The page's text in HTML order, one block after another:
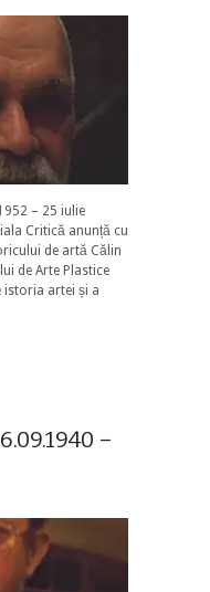
– 25 iulie
Critică anunță cu
de artă Călin
de Arte Plastice
istoria artei și a
–